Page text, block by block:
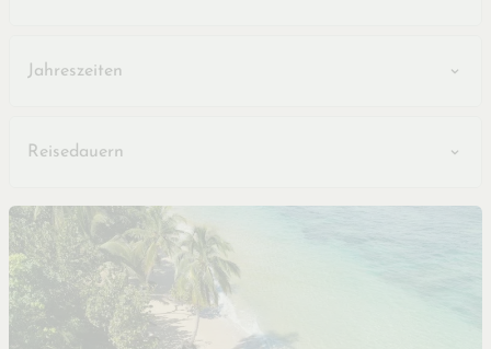
Jahreszeiten
Reisedauern